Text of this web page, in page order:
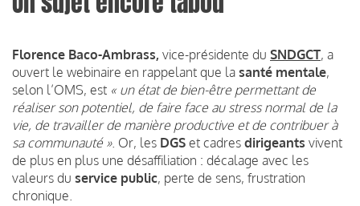
Florence Baco-Ambrass, vice-présidente du SNDGCT, a
ouvert le webinaire en rappelant que la santé mentale,
selon l’OMS, est « un état de bien-être permettant de
réaliser son potentiel, de faire face au stress normal de la
vie, de travailler de manière productive et de contribuer à
sa communauté ». Or, les DGS et cadres dirigeants vivent
de plus en plus une désaffiliation : décalage avec les
valeurs du service public, perte de sens, frustration
chronique.